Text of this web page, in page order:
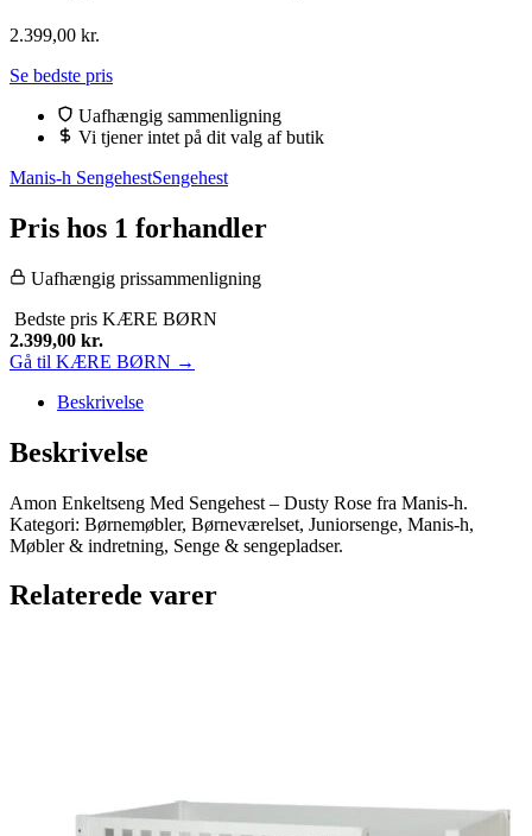
2.399,00 kr.
Se bedste pris
Uafhængig sammenligning
Vi tjener intet på dit valg af butik
Manis-h SengehestSengehest
Pris hos 1 forhandler
Uafhængig prissammenligning
Bedste pris KÆRE BØRN
2.399,00 kr.
Gå til KÆRE BØRN →
Beskrivelse
Beskrivelse
Amon Enkeltseng Med Sengehest – Dusty Rose fra Manis-h.
Kategori: Børnemøbler, Børneværelset, Juniorsenge, Manis-h,
Møbler & indretning, Senge & sengepladser.
Relaterede varer